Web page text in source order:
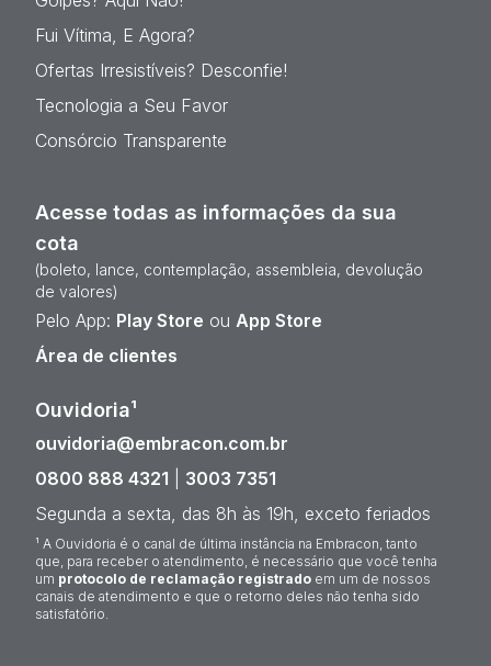
Fui Vítima, E Agora?
Ofertas Irresistíveis? Desconfie!
Tecnologia a Seu Favor
Consórcio Transparente
Acesse todas as informações da sua
cota
(boleto, lance, contemplação, assembleia, devolução
de valores)
Pelo App: Play Store ou App Store
Área de clientes
Ouvidoria¹
ouvidoria@embracon.com.br
0800 888 4321
3003 7351
Segunda a sexta, das 8h às 19h, exceto feriados
¹ A Ouvidoria é o canal de última instância na Embracon, tanto
que, para receber o atendimento, é necessário que você tenha
um protocolo de reclamação registrado em um de nossos
canais de atendimento e que o retorno deles não tenha sido
satisfatório.